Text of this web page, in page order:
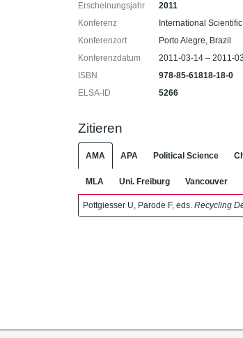
Erscheinungsjahr
2011
Konferenz
International
Konferenzort
Porto Alegre, Brazil
Konferenzdatum
2011-03-14 – 2011-
ISBN
978-85-61818-18-0
ELSA-ID
5266
Zitieren
AMA APA Political Science
MLA Uni. Freiburg Vancouver
Pottgiesser U, Parode F, eds. Recycling